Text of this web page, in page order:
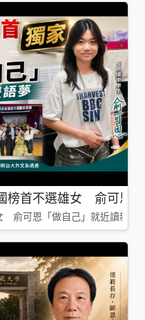
榜首不選雄女 俞可恩
俞可恩「做自己」就近讀新莊